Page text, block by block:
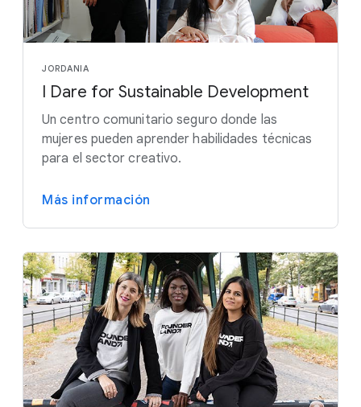
JORDANIA
I Dare for Sustainable Development
Un centro comunitario seguro donde las
mujeres pueden aprender habilidades técnicas
para el sector creativo.
Más información